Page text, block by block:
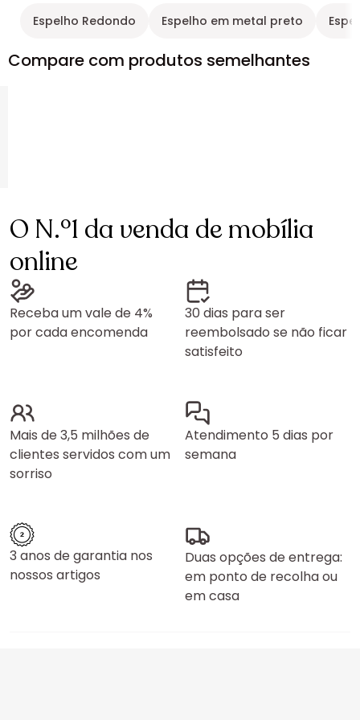
Espelho Redondo Espelho em metal preto
Compare com produtos semelhantes
O N.º1 da venda de mobília
online
Receba um vale de 4%
por cada encomenda
30 dias para ser
reembolsado se não ficar
satisfeito
Mais de 3,5 milhões de
clientes servidos com um
sorriso
Atendimento 5 dias por
semana
3 anos de garantia nos
nossos artigos
Duas opções de entrega:
em ponto de recolha ou
em casa